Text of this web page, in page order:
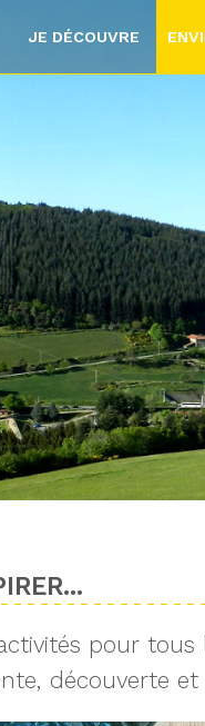
JE DÉCOUVRE
pour
découverte et